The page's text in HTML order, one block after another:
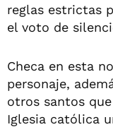
reglas estrictas
el voto de
Checa en esta
personaje,
otros santos
Iglesia católica